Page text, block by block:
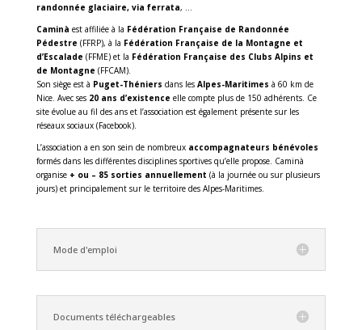
randonnée glaciaire, via ferrata, …
Caminà est affiliée à la Fédération Française de Randonnée
Pédestre (FFRP), à la Fédération Française de la Montagne et
d’Escalade (FFME) et la Fédération Française des Clubs Alpins et
de Montagne (FFCAM).
Son siège est à Puget-Théniers dans les Alpes-Maritimes à 60 km de
Nice. Avec ses 20 ans d’existence elle compte plus de 150 adhérents. Ce
site évolue au fil des ans et l’association est également présente sur les
réseaux sociaux (Facebook).
L’association a en son sein de nombreux accompagnateurs bénévoles
formés dans les différentes disciplines sportives qu’elle propose. Caminà
organise + ou – 85 sorties annuellement (à la journée ou sur plusieurs
jours) et principalement sur le territoire des Alpes-Maritimes.
Mode d'emploi
Documents téléchargeables